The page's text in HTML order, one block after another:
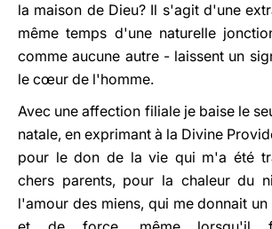
la maison de Dieu? Il s'agit d'une
même temps d'une naturelle
comme aucune autre - laissent un
le cœur de l'homme.
Avec une affection filiale je baise le
natale, en exprimant à la Divine
pour le don de la vie qui m'a été
chers parents, pour la chaleur du
l'amour des miens, qui me donnait